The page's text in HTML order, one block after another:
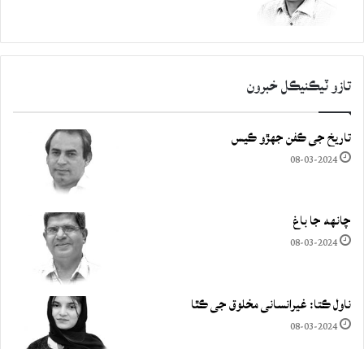
تازو ٽيڪنيڪل خبرون
تاريخ جي ڪفن جھڙو ڪيس
08-03-2024
چانهه جا باغ
08-03-2024
ناول ڪتا: غيرانساني مخلوق جي ڪٿا
08-03-2024